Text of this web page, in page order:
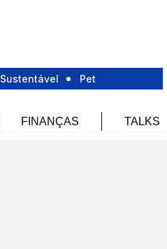
Sustentável Pet
FINANÇAS TALKS